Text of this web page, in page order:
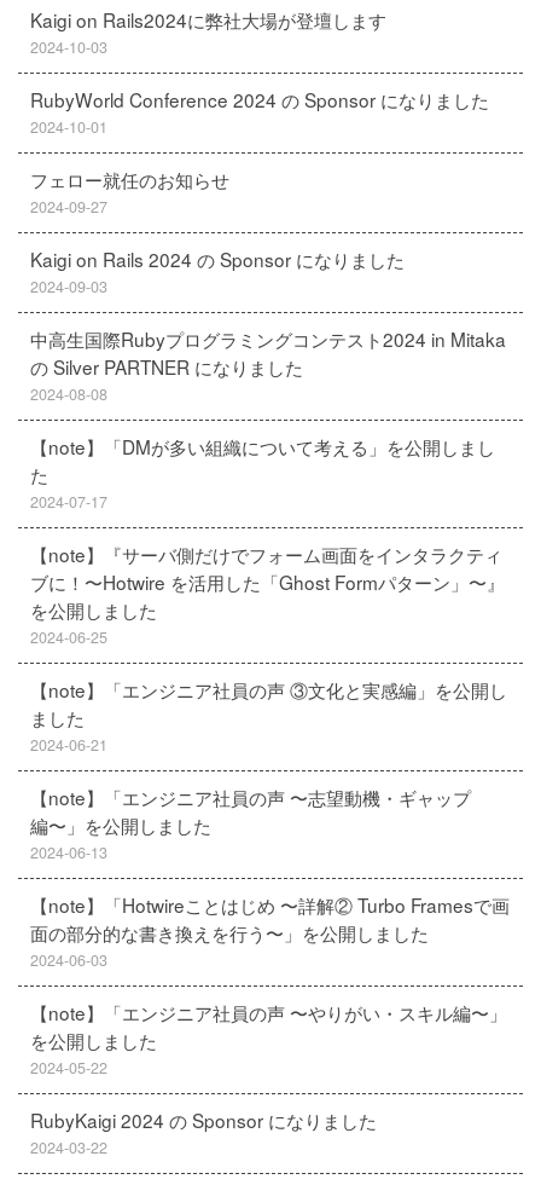
Kaigi on Rails2024に弊社大場が登壇します
2024-10-03
RubyWorld Conference 2024 の Sponsor になりました
2024-10-01
フェロー就任のお知らせ
2024-09-27
Kaigi on Rails 2024 の Sponsor になりました
2024-09-03
中高生国際Rubyプログラミングコンテスト2024 in Mitaka
の Silver PARTNER になりました
2024-08-08
【note】「DMが多い組織について考える」を公開しまし
た
2024-07-17
【note】『サーバ側だけでフォーム画面をインタラクティ
ブに！〜Hotwire を活用した「Ghost Formパターン」〜』
を公開しました
2024-06-25
【note】「エンジニア社員の声 ③文化と実感編」を公開し
ました
2024-06-21
【note】「エンジニア社員の声 〜志望動機・ギャップ
編〜」を公開しました
2024-06-13
【note】「Hotwireことはじめ 〜詳解② Turbo Framesで画
面の部分的な書き換えを行う〜」を公開しました
2024-06-03
【note】「エンジニア社員の声 〜やりがい・スキル編〜」
を公開しました
2024-05-22
RubyKaigi 2024 の Sponsor になりました
2024-03-22